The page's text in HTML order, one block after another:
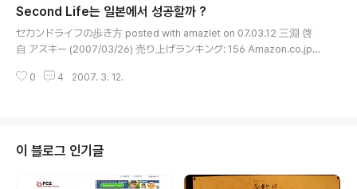
를 잡기 힘든 시장으로 알려져 있는데, 위의 서비스나 제품
등은 압도적인 기술력과 선진성, 그리고 브랜드력을 바탕
으로 해서 일본 시장을 장악, 일본 업체들의 경쟁 제품이나
어서 일본 시장에서 시장을 석권할 것으로 예상 되는 서비
Second Life는 일본에서 성공할까 ?
セカンドライフの歩き方 posted with amazlet on 07.03.12 三淵 啓
自 アスキー (2007/03/26) 売り上げランキング: 156 Amazon.co.jp
네트워킹서비스)가 최대의 이슈였다면, 올해는 세컨드라이프(Second Life)가
놓고 보았을때 아직까지는 비주류에 머물고 있는 일본에서, 세컨드라이프는 온
라인게임을 비주류에서 주류로 올려놀 파워를 갖고 있다고 보여진다. TV 뉴스
0 4 2007. 3. 12.
이 블로그 인기글